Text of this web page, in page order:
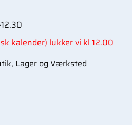
kalender) lukker vi kl 12.00
Lager og Værksted